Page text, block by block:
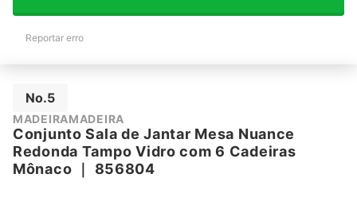
Reportar erro
No.5
MADEIRAMADEIRA
Conjunto Sala de Jantar Mesa Nuance
Redonda Tampo Vidro com 6 Cadeiras
Mônaco
856804